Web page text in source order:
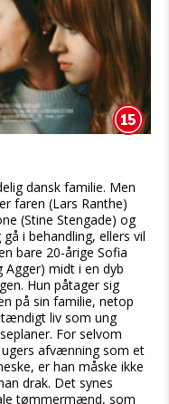
dansk familie. Men
faren (Lars Ranthe)
(Stine Stengade) og
i behandling, ellers vil
bare 20-årige Sofia
Agger) midt i en dyb
Hun påtager sig
på sin familie, netop
liv som ung
For selvom
afvænning som et
er han måske ikke
drak. Det synes
tømmermænd, som